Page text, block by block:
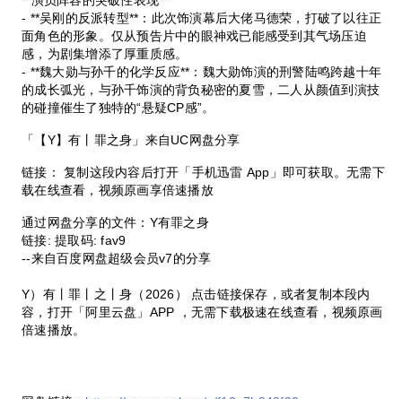
- **吴刚的反派转型**：此次饰演幕后大佬马德荣，打破了以往正
面角色的形象。仅从预告片中的眼神戏已能感受到其气场压迫
感，为剧集增添了厚重质感。
- **魏大勋与孙千的化学反应**：魏大勋饰演的刑警陆鸣跨越十年
的成长弧光，与孙千饰演的背负秘密的夏雪，二人从颜值到演技
的碰撞催生了独特的“悬疑CP感”。
「【Y】有丨罪之身」来自UC网盘分享
链接： 复制这段内容后打开「手机迅雷 App」即可获取。无需下
载在线查看，视频原画享倍速播放
通过网盘分享的文件：Y有罪之身
链接: 提取码: fav9
--来自百度网盘超级会员v7的分享
Y）有丨罪丨之丨身（2026） 点击链接保存，或者复制本段内
容，打开「阿里云盘」APP ，无需下载极速在线查看，视频原画
倍速播放。